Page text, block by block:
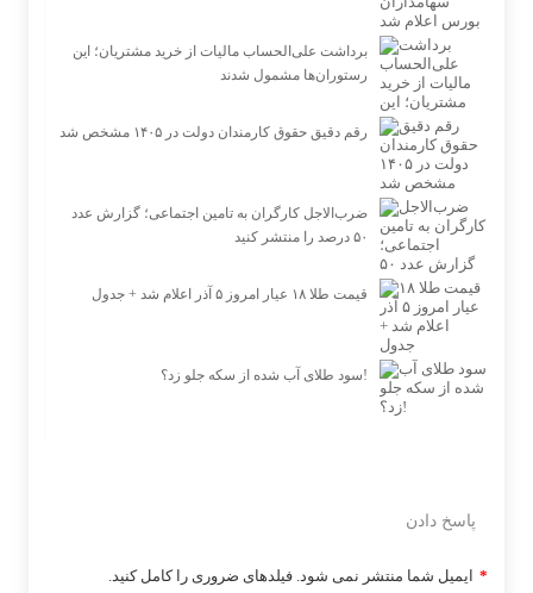
برداشت علی‌الحساب مالیات از خرید مشتریان؛ این
رستوران‌ها مشمول شدند
رقم دقیق حقوق کارمندان دولت در ۱۴۰۵ مشخص شد
ضرب‌الاجل کارگران به تامین اجتماعی؛ گزارش عدد
۵۰ درصد را منتشر کنید
قیمت طلا ۱۸ عیار امروز ۵ آذر اعلام شد + جدول
سود طلای آب شده از سکه جلو زد؟!
پاسخ دادن
ایمیل شما منتشر نمی شود. فیلدهای ضروری را کامل کنید. *